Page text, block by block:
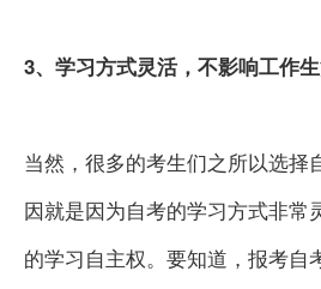
3、学习方式灵活，不影响工作
当然，很多的考生们之所以选择
因就是因为自考的学习方式非常
的学习自主权。要知道，报考自